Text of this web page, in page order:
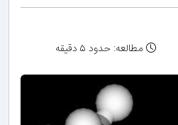
مطالعه: حدود ۵ دقیقه